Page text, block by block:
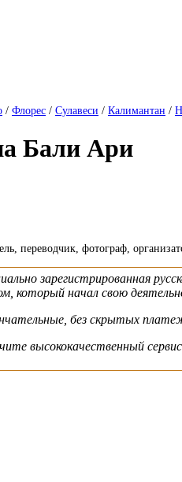
/ Флорес / Сулавеси / Калимантан /
Бали Ари
переводчик, фотограф,
зарегистрированная
который начал свою
без скрытых
высококачественный